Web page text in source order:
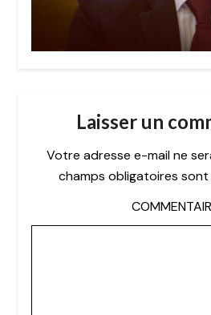
Laisser un
Votre adresse e-mail ne
champs obligatoires